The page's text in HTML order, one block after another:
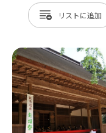
リスト